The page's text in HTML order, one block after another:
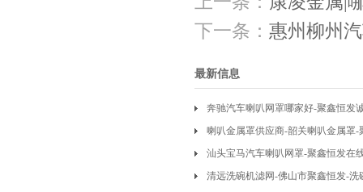
下一条： 惠州柳州
最新信息
奔驰汽车喇叭网罩哪家好-聚鑫恒发
喇叭金属罩供应商-韶关喇叭金属罩-
汕头宝马汽车喇叭网罩-聚鑫恒发在
批发
清远洗碗机滤网-佛山市聚鑫恒发-洗